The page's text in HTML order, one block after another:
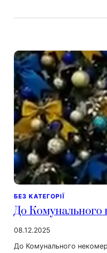
БЕЗ КАТЕГОРІЇ
До Комунального
08.12.2025
До Комунального